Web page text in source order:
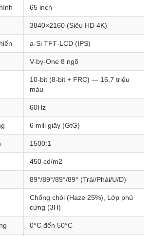
65 inch
3840×2160 (Siêu HD 4K)
a‑Si TFT‑LCD (IPS)
V-by-One 8 ngõ
10-bit (8-bit + FRC) — 16,7 triệu
màu
60Hz
6 mili giây (GtG)
1500:1
450 cd/m2
89°/89°/89°/89° (Trái/Phải/U/D)
Chống chói (Haze 25%), Lớp phủ
cứng (3H)
0°C đến 50°C